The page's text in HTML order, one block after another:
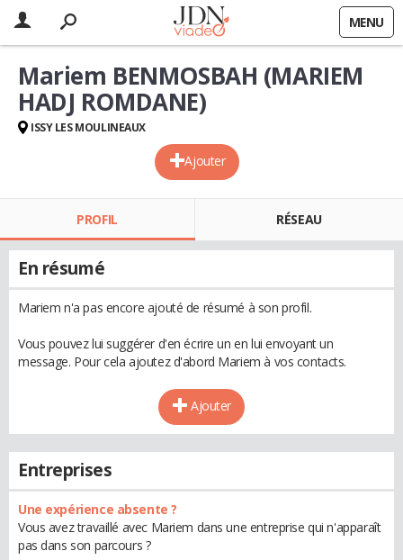
MENU
Ajouter
Mariem BENMOSBAH (MARIEM
HADJ ROMDANE)
ISSY LES MOULINEAUX
PROFIL RÉSEAU
En résumé
Mariem n'a pas encore ajouté de résumé à son profil.
Vous pouvez lui suggérer d'en écrire un en lui envoyant un
message. Pour cela ajoutez d'abord Mariem à vos contacts.
Ajouter
Entreprises
Une expérience absente ?
Vous avez travaillé avec Mariem dans une entreprise qui n'apparaît
pas dans son parcours ?